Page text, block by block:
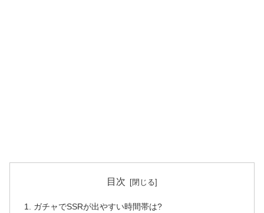
目次
ガチャでSSRが出やすい時間帯は?